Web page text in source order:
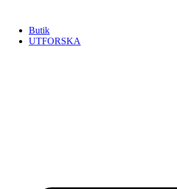
innehållButik
UTFORSKA